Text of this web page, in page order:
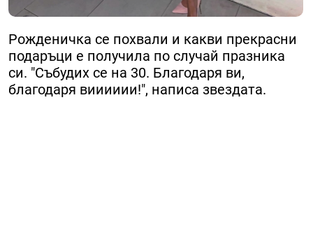
Рожденичка се похвали и какви прекрасни
подаръци е получила по случай празника
си. "Събудих се на 30. Благодаря ви,
благодаря вииииии!", написа звездата.